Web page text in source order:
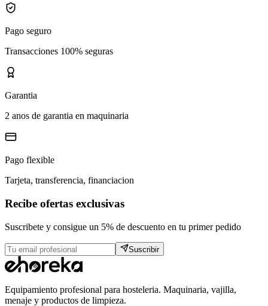
Pago seguro
Transacciones 100% seguras
Garantia
2 anos de garantia en maquinaria
Pago flexible
Tarjeta, transferencia, financiacion
Recibe ofertas exclusivas
Suscribete y consigue un 5% de descuento en tu primer pedido
Suscribir
Equipamiento profesional para hosteleria. Maquinaria, vajilla,
menaje y productos de limpieza.